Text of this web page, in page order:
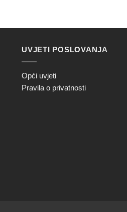
UVJETI POSLOVANJA
Opći uvjeti
Pravila o privatnosti